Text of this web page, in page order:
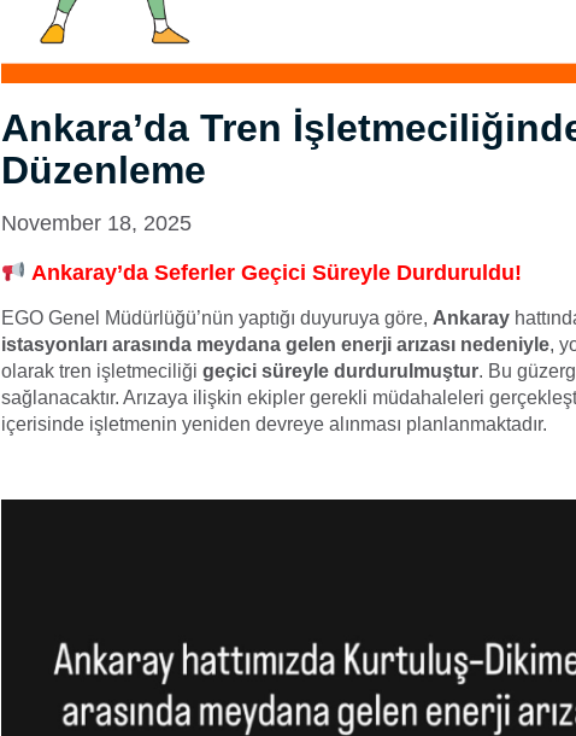
Ankara’da Tren
Düzenleme
November 18, 2025
Ankaray’da Seferler Geçici Süreyle Durduruldu!
EGO Genel Müdürlüğü’nün yaptığı duyuruya göre, Ankaray
istasyonları arasında meydana gelen enerji arızası nedeniyle,
olarak tren işletmeciliği geçici süreyle durdurulmuştur. Bu
sağlanacaktır. Arızaya ilişkin ekipler gerekli müdahaleleri
içerisinde işletmenin yeniden devreye alınması planlanmaktadır.